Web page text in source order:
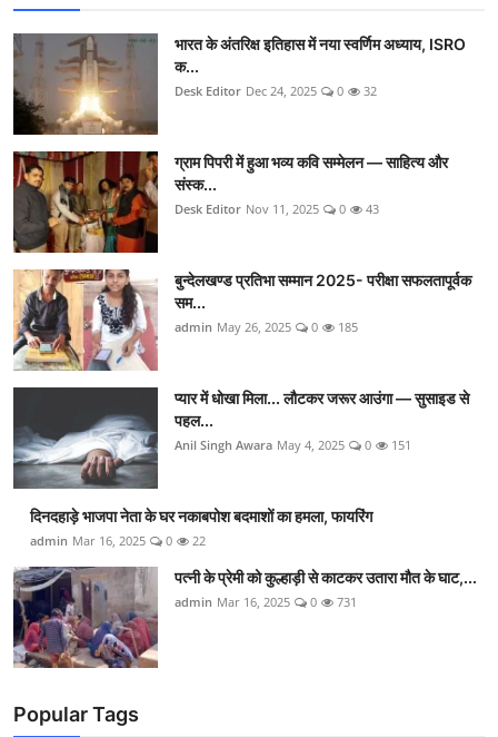
भारत के अंतरिक्ष इतिहास में नया स्वर्णिम अध्याय, ISRO
क...
Desk Editor Dec 24, 2025 0 32
ग्राम पिपरी में हुआ भव्य कवि सम्मेलन — साहित्य और
संस्क...
Desk Editor Nov 11, 2025 0 43
बुन्देलखण्ड प्रतिभा सम्मान 2025- परीक्षा सफलतापूर्वक
सम...
admin May 26, 2025 0 185
प्यार में धोखा मिला... लौटकर जरूर आउंगा — सुसाइड से
पहल...
Anil Singh Awara May 4, 2025 0 151
दिनदहाड़े भाजपा नेता के घर नकाबपोश बदमाशों का हमला, फायरिंग
admin Mar 16, 2025 0 22
पत्नी के प्रेमी को कुल्हाड़ी से काटकर उतारा मौत के घाट,...
admin Mar 16, 2025 0 731
Popular Tags